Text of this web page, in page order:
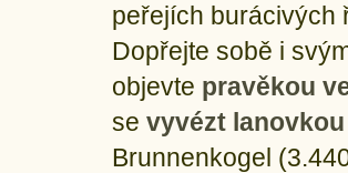
peřejích burácivých
Dopřejte sobě i
objevte pravěkou
se vyvézt lanovkou
Brunnenkogel